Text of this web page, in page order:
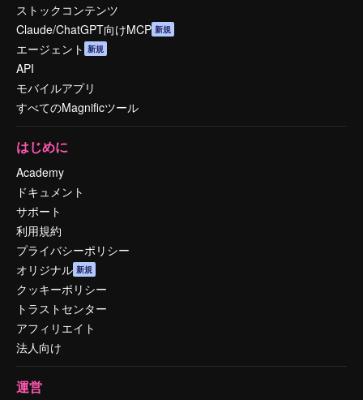
ストックコンテンツ
Claude/ChatGPT向けMCP 新規
エージェント 新規
API
モバイルアプリ
すべてのMagnificツール
はじめに
Academy
ドキュメント
サポート
利用規約
プライバシーポリシー
オリジナル 新規
クッキーポリシー
トラストセンター
アフィリエイト
法人向け
運営